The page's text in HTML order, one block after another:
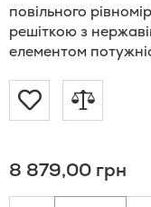
повільного
решіткою з
елементом
Додати
Списку
Додати
8 879,00 грн